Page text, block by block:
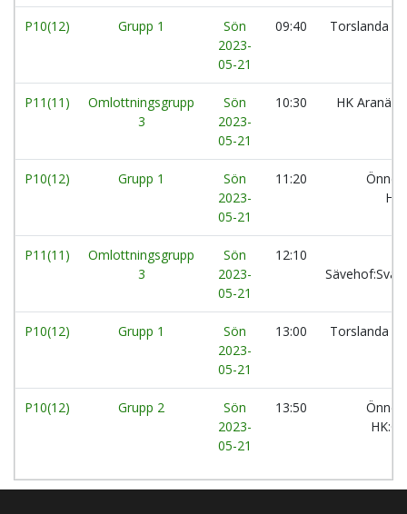
P10(12) Grupp 1
Sön
2023-
05-21
09:40 Torslanda
P11(11)
Omlottningsgrupp
3
Sön
2023-
05-21
10:30 HK
P10(12) Grupp 1
Sön
2023-
05-21
11:20
P11(11)
Omlottningsgrupp
3
Sön
2023-
05-21
12:10
P10(12) Grupp 1
Sön
2023-
05-21
13:00 Torslanda
P10(12) Grupp 2
Sön
2023-
05-21
13:50